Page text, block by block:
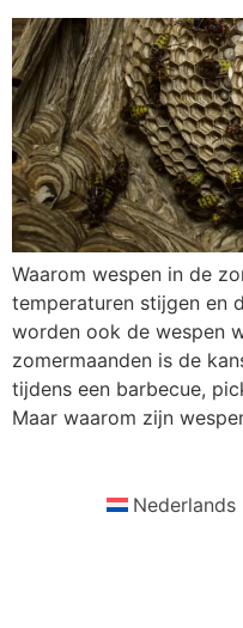
Waarom wespen in de
temperaturen stijgen en
worden ook de wespen
zomermaanden is de
tijdens een barbecue,
Maar waarom zijn
Nederlands